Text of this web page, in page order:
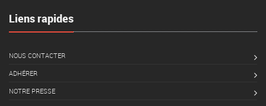
Liens rapides
NOUS CONTACTER
ADHÉRER
NOTRE PRESSE